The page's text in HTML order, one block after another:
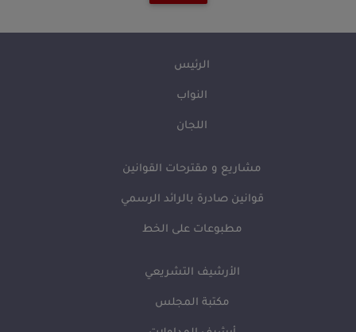
الرئيس
النواب
اللجان
مشاريع و مقترحات القوانين
قوانين صادرة بالرائد الرسمي
مطبوعات على الخط
الأرشيف التشريعي
مكتبة المجلس